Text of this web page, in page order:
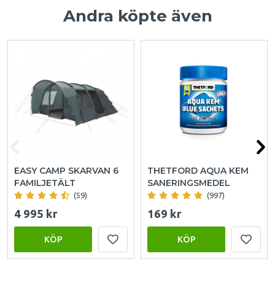
Andra köpte även
EASY CAMP SKARVAN 6
FAMILJETÄLT
(59)
4 995 kr
KÖP
THETFORD AQUA KEM
SANERINGSMEDEL
(997)
169 kr
KÖP